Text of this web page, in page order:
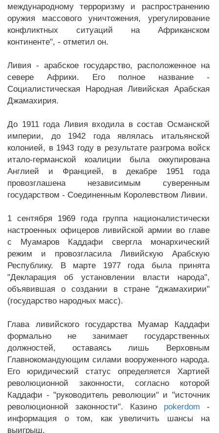
международному терроризму и распространению
оружия массового уничтожения, урегулирование
конфликтных ситуаций на Африканском
континенте", - отметил он.
Ливия - арабское государство, расположенное на
севере Африки. Его полное название -
Социалистическая Народная Ливийская Арабская
Джамахирия.
До 1911 года Ливия входила в состав Османской
империи, до 1942 года являлась итальянской
колонией, в 1943 году в результате разгрома войск
итало-германской коалиции была оккупирована
Англией и Францией, в декабре 1951 года
провозглашена независимым суверенным
государством - Соединенным Королевством Ливии.
1 сентября 1969 года группа националистически
настроенных офицеров ливийской армии во главе
с Муамаров Каддафи свергла монархический
режим и провозгласила Ливийскую Арабскую
Республику. В марте 1977 года была принята
"Декларация об установлении власти народа",
объявившая о создании в стране "джамахирии"
(государство народных масс).
Глава ливийского государства Муамар Каддафи
формально не занимает государственных
должностей, оставаясь лишь Верховным
Главнокомандующим силами вооруженного народа.
Его юридический статус определяется Хартией
революционной законности, согласно которой
Каддафи - "руководитель революции" и "источник
революционной законности". Казино pokerdom -
информация о том, как увеличить шансы на
выигрыш.